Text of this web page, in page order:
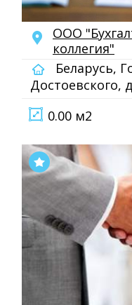
ООО
коллегия"
Беларусь,
Достоевского,
0.00 м2